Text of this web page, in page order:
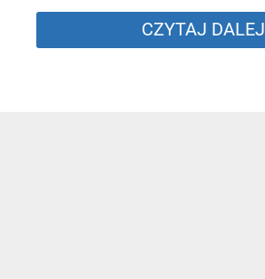
CZYTAJ DALEJ